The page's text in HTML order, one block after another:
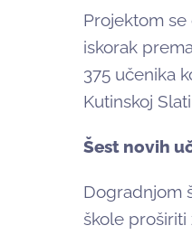
Projektom
iskorak
375 učenika
Kutinskoj
Šest novih
Dogradnjom
škole proširiti